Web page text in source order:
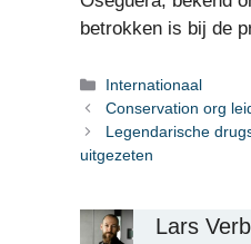
betrokken is bij de
Categorieën
Internationaal
Conservation org
Legendarische
uitgezeten
Lars